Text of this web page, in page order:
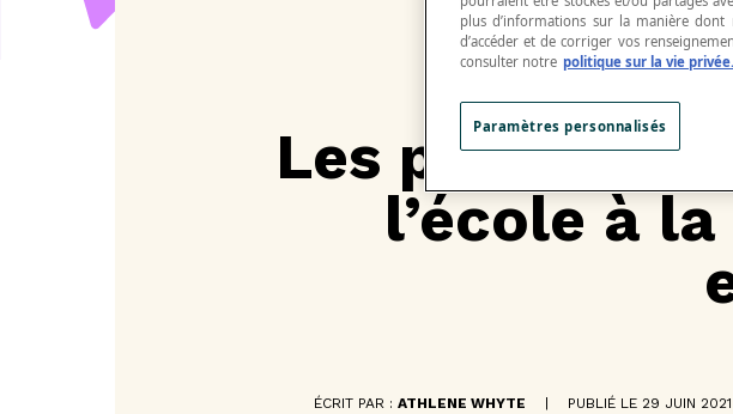
Les
l’école à
ÉCRIT PAR : ATHLENE WHYTE PUBLIÉ LE 29 JUIN 2021
plus d’informations sur la manière
d’accéder et de corriger vos
consulter notre politique sur la vie privée.
Paramètres personnalisés